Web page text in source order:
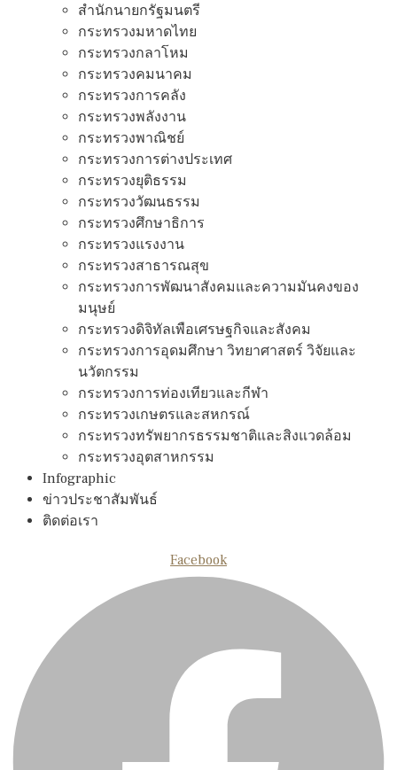
สํานักนายกรัฐมนตรี
กระทรวงมหาดไทย
กระทรวงกลาโหม
กระทรวงคมนาคม
กระทรวงการคลัง
กระทรวงพลังงาน
กระทรวงพาณิชย์
กระทรวงการต่างประเทศ
กระทรวงยุติธรรม
กระทรวงวัฒนธรรม
กระทรวงศึกษาธิการ
กระทรวงแรงงาน
กระทรวงสาธารณสุข
กระทรวงการพัฒนาสังคมและความมันคงของ
มนุษย์
กระทรวงดิจิทัลเพือเศรษฐกิจและสังคม
กระทรวงการอุดมศึกษา วิทยาศาสตร์ วิจัยและ
นวัตกรรม
กระทรวงการท่องเทียวและกีฬา
กระทรวงเกษตรและสหกรณ์
กระทรวงทรัพยากรธรรมชาติและสิงแวดล้อม
กระทรวงอุตสาหกรรม
Infographic
ข่าวประชาสัมพันธ์
ติดต่อเรา
Facebook